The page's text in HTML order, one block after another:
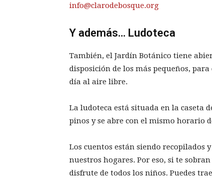
info@clarodebosque.org
Y además… Ludoteca
También, el Jardín Botánico tiene
disposición de los más pequeños,
día al aire libre.
La ludoteca está situada en la caseta
pinos y se abre con el mismo horario
Los cuentos están siendo recopilados
nuestros hogares. Por eso, si te
disfrute de todos los niños. Puedes